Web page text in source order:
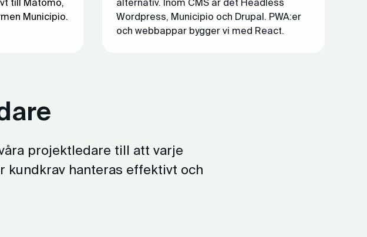
till Matomo,
Municipio.
alternativ. Inom CMS är det Headless
Wordpress, Municipio och Drupal. PWA:er
och webbappar bygger vi med React.
projektledare till att varje
kundkrav hanteras effektivt och